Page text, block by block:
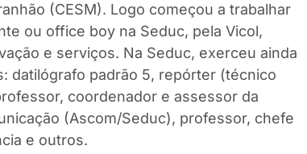
(CESM). Logo começou a trabalhar
ou office boy na Seduc, pela Vicol,
e serviços. Na Seduc, exerceu ainda
datilógrafo padrão 5, repórter (técnico
coordenador e assessor da
(Ascom/Seduc), professor, chefe
e outros.